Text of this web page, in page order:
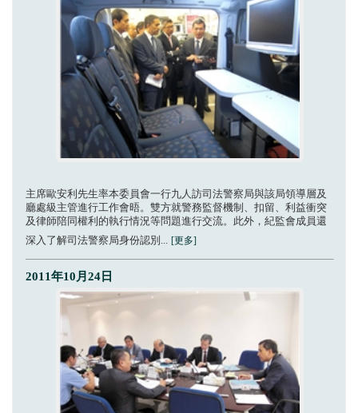
主席歐安利先生率本委員會一行九人訪司法警察局與該局領導層及
廳處級主管進行工作會晤。雙方就警務監督機制、扣留、利益衝突
及律師陪同權利的執行情況等問題進行交流。此外，紀監會成員還
深入了解司法警察局身份認別... [更多]
2011年10月24日